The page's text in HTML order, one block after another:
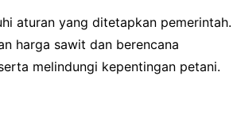
aturan yang ditetapkan pemerintah.
harga sawit dan berencana
melindungi kepentingan petani.